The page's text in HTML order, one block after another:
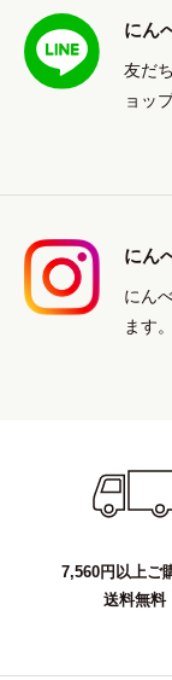
にん
友だ
ョッ
にん
にん
ます。
7,560円以上ご
送料無料